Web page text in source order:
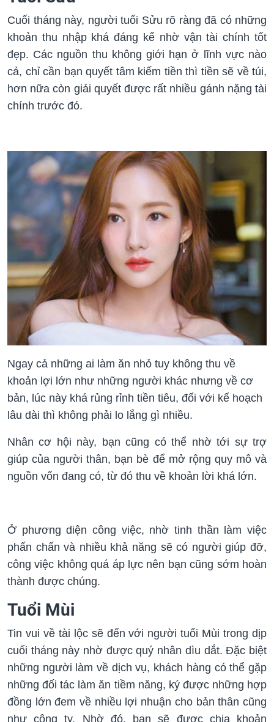
Cuối tháng này, người tuổi Sửu rõ ràng đã có những
khoản thu nhập khá đáng kể nhờ vận tài chính tốt
đẹp. Các nguồn thu không giới hạn ở lĩnh vực nào
cả, chỉ cần bạn quyết tâm kiếm tiền thì tiền sẽ về túi,
hơn nữa còn giải quyết được rất nhiều gánh nặng tài
chính trước đó.
Ngay cả những ai làm ăn nhỏ tuy không thu về
khoản lợi lớn như những người khác nhưng về cơ
bản, lúc này khá rủng rỉnh tiền tiêu, đối với kế hoạch
lâu dài thì không phải lo lắng gì nhiều.
Nhân cơ hội này, bạn cũng có thể nhờ tới sự trợ
giúp của người thân, bạn bè để mở rộng quy mô và
nguồn vốn đang có, từ đó thu về khoản lời khá lớn.
Ở phương diện công việc, nhờ tinh thần làm việc
phấn chấn và nhiều khả năng sẽ có người giúp đỡ,
công việc không quá áp lực nên bạn cũng sớm hoàn
thành được chúng.
Tuổi Mùi
Tin vui về tài lộc sẽ đến với người tuổi Mùi trong dịp
cuối tháng này nhờ được quý nhân dìu dắt. Đặc biệt
những người làm về dịch vụ, khách hàng có thể gặp
những đối tác làm ăn tiềm năng, ký được những hợp
đồng lớn đem về nhiều lợi nhuận cho bản thân cũng
như công ty. Nhờ đó, bạn sẽ được chia khoản